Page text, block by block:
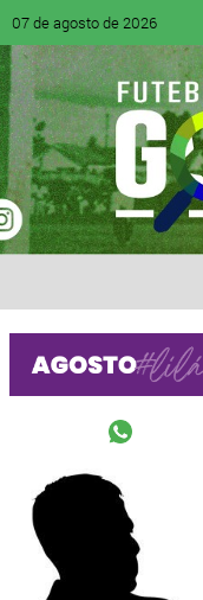
07 de agosto de 2026